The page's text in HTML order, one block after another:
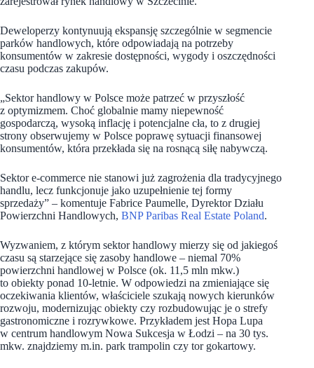
Deweloperzy kontynuują ekspansję szczególnie w segmencie
parków handlowych, które odpowiadają na potrzeby
konsumentów w zakresie dostępności, wygody i oszczędności
czasu podczas zakupów.
„Sektor handlowy w Polsce może patrzeć w przyszłość
z optymizmem. Choć globalnie mamy niepewność
gospodarczą, wysoką inflację i potencjalne cła, to z drugiej
strony obserwujemy w Polsce poprawę sytuacji finansowej
konsumentów, która przekłada się na rosnącą siłę nabywczą.
Sektor e-commerce nie stanowi już zagrożenia dla tradycyjnego
handlu, lecz funkcjonuje jako uzupełnienie tej formy
sprzedaży” – komentuje Fabrice Paumelle, Dyrektor Działu
Powierzchni Handlowych, BNP Paribas Real Estate Poland.
Wyzwaniem, z którym sektor handlowy mierzy się od jakiegoś
czasu są starzejące się zasoby handlowe – niemal 70%
powierzchni handlowej w Polsce (ok. 11,5 mln mkw.)
to obiekty ponad 10-letnie. W odpowiedzi na zmieniające się
oczekiwania klientów, właściciele szukają nowych kierunków
rozwoju, modernizując obiekty czy rozbudowując je o strefy
gastronomiczne i rozrywkowe. Przykładem jest Hopa Lupa
w centrum handlowym Nowa Sukcesja w Łodzi – na 30 tys.
mkw. znajdziemy m.in. park trampolin czy tor gokartowy.